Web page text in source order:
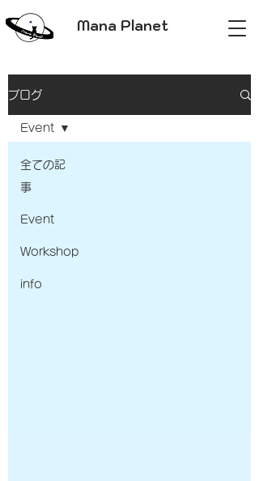
Mana Planet
ブログ
全ての記
事
Event
Workshop
info
Event